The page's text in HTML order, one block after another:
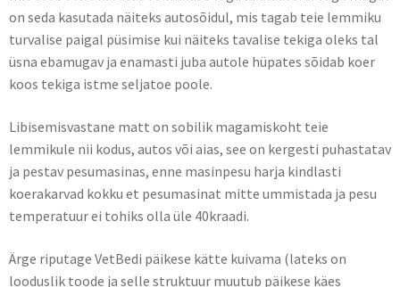
on seda kasutada näiteks autosõidul, mis tagab teie lemmiku
turvalise paigal püsimise kui näiteks tavalise tekiga oleks tal
üsna ebamugav ja enamasti juba autole hüpates sõidab koer
koos tekiga istme seljatoe poole.
Libisemisvastane matt on sobilik magamiskoht teie
lemmikule nii kodus, autos või aias, see on kergesti puhastatav
ja pestav pesumasinas, enne masinpesu harja kindlasti
koerakarvad kokku et pesumasinat mitte ummistada ja pesu
temperatuur ei tohiks olla üle 40kraadi.
Ärge riputage VetBedi päikese kätte kuivama (lateks on
looduslik toode ja selle struktuur muutub päikese käes